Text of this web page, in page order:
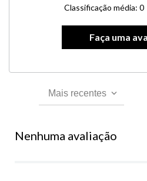
Classificação média: 0
Mais recentes
Nenhuma avaliação